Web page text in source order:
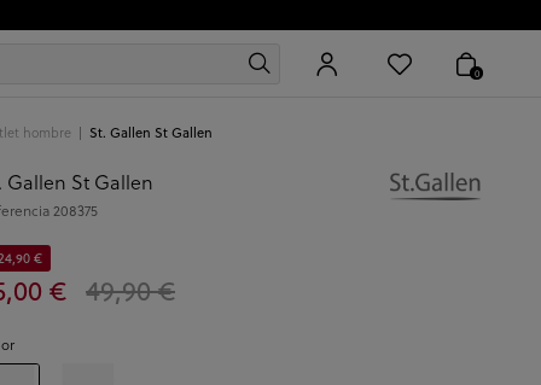
0
hombre St. Gallen St Gallen
Gallen St Gallen
208375
€ 49,90 €
€